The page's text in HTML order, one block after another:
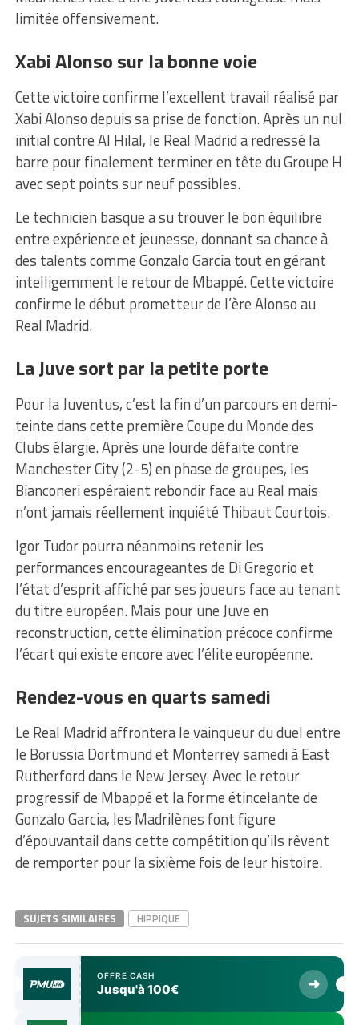
limitée offensivement.
Xabi Alonso sur la bonne voie
Cette victoire confirme l’excellent travail réalisé par
Xabi Alonso depuis sa prise de fonction. Après un nul
initial contre Al Hilal, le Real Madrid a redressé la
barre pour finalement terminer en tête du Groupe H
avec sept points sur neuf possibles.
Le technicien basque a su trouver le bon équilibre
entre expérience et jeunesse, donnant sa chance à
des talents comme Gonzalo Garcia tout en gérant
intelligemment le retour de Mbappé. Cette victoire
confirme le début prometteur de l’ère Alonso au
Real Madrid.
La Juve sort par la petite porte
Pour la Juventus, c’est la fin d’un parcours en demi-
teinte dans cette première Coupe du Monde des
Clubs élargie. Après une lourde défaite contre
Manchester City (2-5) en phase de groupes, les
Bianconeri espéraient rebondir face au Real mais
n’ont jamais réellement inquiété Thibaut Courtois.
Igor Tudor pourra néanmoins retenir les
performances encourageantes de Di Gregorio et
l’état d’esprit affiché par ses joueurs face au tenant
du titre européen. Mais pour une Juve en
reconstruction, cette élimination précoce confirme
l’écart qui existe encore avec l’élite européenne.
Rendez-vous en quarts samedi
Le Real Madrid affrontera le vainqueur du duel entre
le Borussia Dortmund et Monterrey samedi à East
Rutherford dans le New Jersey. Avec le retour
progressif de Mbappé et la forme étincelante de
Gonzalo Garcia, les Madrilènes font figure
d’épouvantail dans cette compétition qu’ils rêvent
de remporter pour la sixième fois de leur histoire.
SUJETS SIMILAIRES HIPPIQUE
OFFRE CASH
Jusqu'à 100€ ➜